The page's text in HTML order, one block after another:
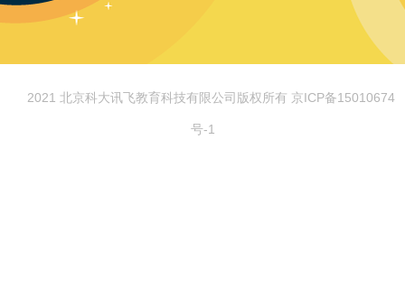
© 2021 北京科大讯飞教育科技有限公司版权所有 京ICP备15010674
号-1